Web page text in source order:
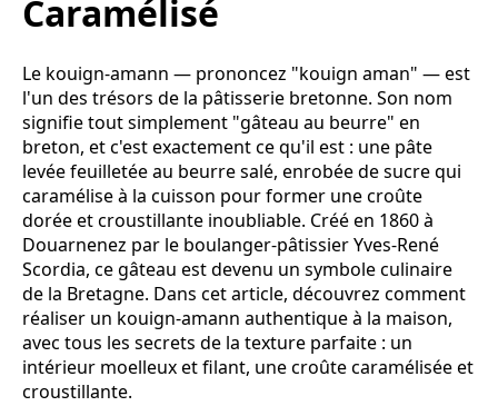
Caramélisé
Le kouign-amann — prononcez "kouign aman" — est
l'un des trésors de la pâtisserie bretonne. Son nom
signifie tout simplement "gâteau au beurre" en
breton, et c'est exactement ce qu'il est : une pâte
levée feuilletée au beurre salé, enrobée de sucre qui
caramélise à la cuisson pour former une croûte
dorée et croustillante inoubliable. Créé en 1860 à
Douarnenez par le boulanger-pâtissier Yves-René
Scordia, ce gâteau est devenu un symbole culinaire
de la Bretagne. Dans cet article, découvrez comment
réaliser un kouign-amann authentique à la maison,
avec tous les secrets de la texture parfaite : un
intérieur moelleux et filant, une croûte caramélisée et
croustillante.